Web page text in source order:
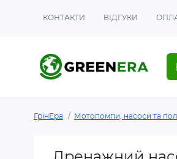
КОНТАКТИ ВІДГУКИ
ГрінЕра Мотопомпи, насоси та